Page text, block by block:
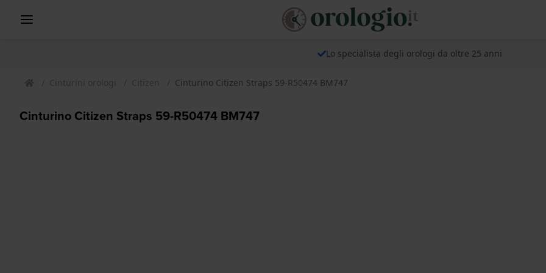
Lo specialista degli orologi da oltre 25 anni
Cinturini orologi Citizen Cinturino Citizen Straps 59-R50474 BM747
Cinturino Citizen Straps 59-R50474 BM747